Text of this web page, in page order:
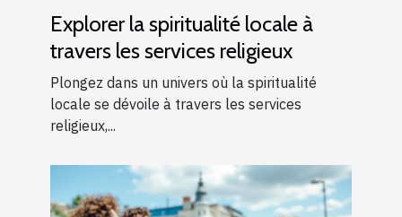
Explorer la spiritualité locale à
travers les services religieux
Plongez dans un univers où la spiritualité
locale se dévoile à travers les services
religieux,...